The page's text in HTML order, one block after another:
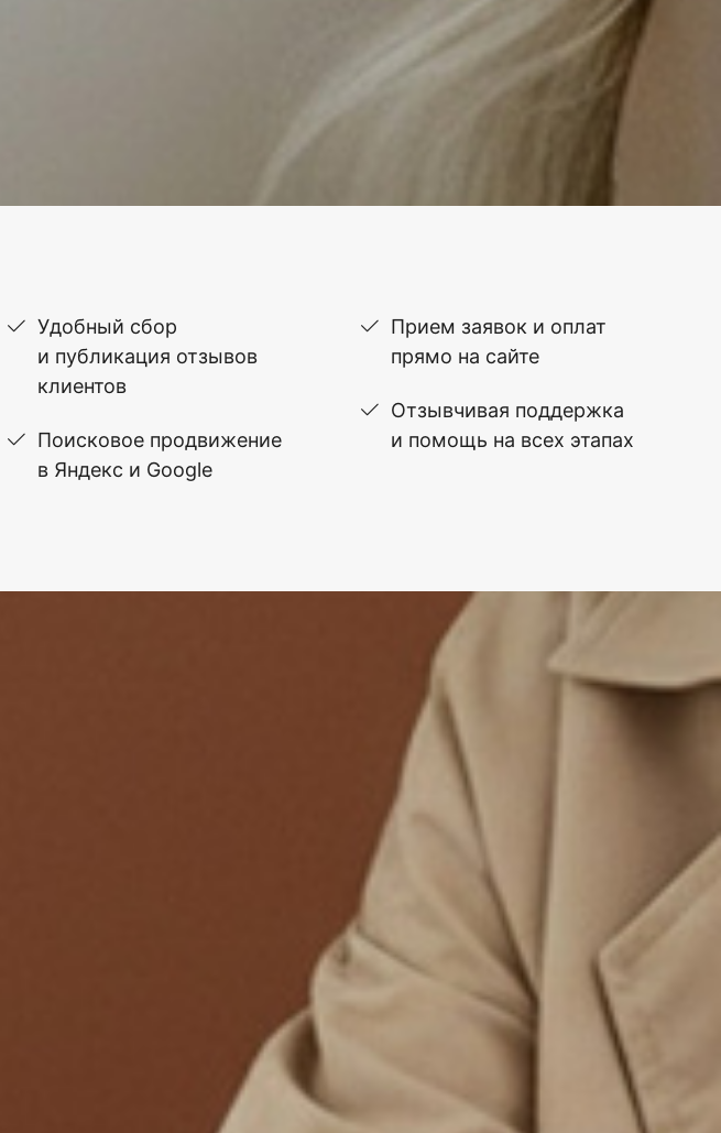
Удобный сбор
и публикация отзывов
клиентов
Поисковое продвижение
в Яндекс и Google
Прием заявок и оплат
прямо на сайте
Отзывчивая поддержка
и помощь на всех этапах